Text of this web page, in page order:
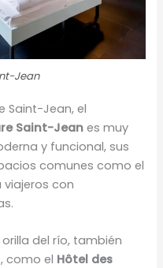
Jean
Saint-Jean, el
Saint-Jean es muy
y funcional, sus
comunes como el
viajeros con
del río, también
como el Hôtel des